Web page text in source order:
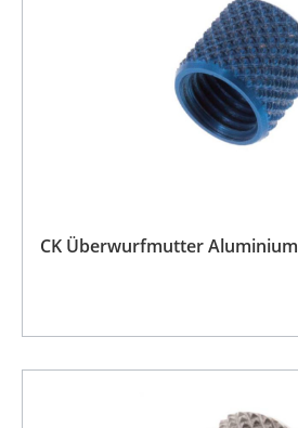
CK Überwurfmutter Aluminium